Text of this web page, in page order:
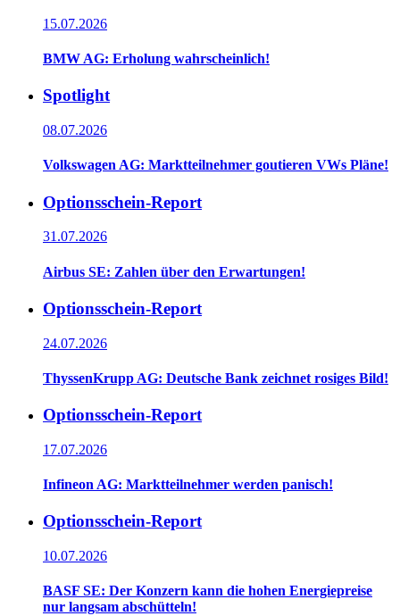
15.07.2026
BMW AG: Erholung wahrscheinlich!
Spotlight
08.07.2026
Volkswagen AG: Marktteilnehmer goutieren VWs Pläne!
Optionsschein-Report
31.07.2026
Airbus SE: Zahlen über den Erwartungen!
Optionsschein-Report
24.07.2026
ThyssenKrupp AG: Deutsche Bank zeichnet rosiges Bild!
Optionsschein-Report
17.07.2026
Infineon AG: Marktteilnehmer werden panisch!
Optionsschein-Report
10.07.2026
BASF SE: Der Konzern kann die hohen Energiepreise
nur langsam abschütteln!